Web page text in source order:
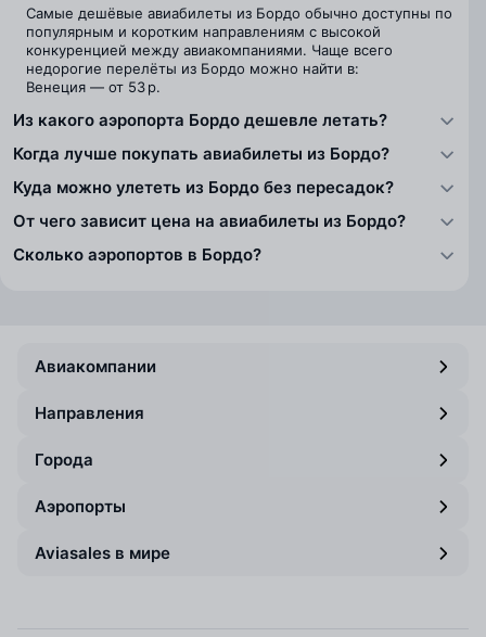
Самые дешёвые авиабилеты из Бордо обычно доступны по
популярным и коротким направлениям с высокой
конкуренцией между авиакомпаниями. Чаще всего
недорогие перелёты из Бордо можно найти в:
Венеция — от 53 р.
Из какого аэропорта Бордо дешевле летать?
Когда лучше покупать авиабилеты из Бордо?
Куда можно улететь из Бордо без пересадок?
От чего зависит цена на авиабилеты из Бордо?
Сколько аэропортов в Бордо?
Авиакомпании
Направления
Города
Аэропорты
Aviasales в мире